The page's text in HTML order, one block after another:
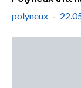
polyneux